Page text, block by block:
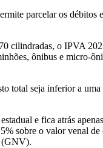
parcelar os débitos
cilindradas, o IPVA
ônibus e micro-
total seja inferior a
e fica atrás
sobre o valor venal
(GNV).